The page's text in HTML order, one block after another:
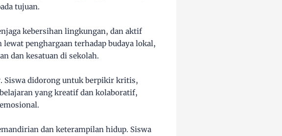
tujuan.
kebersihan lingkungan, dan aktif
penghargaan terhadap budaya lokal,
dan kesatuan di sekolah.
Siswa didorong untuk berpikir kritis,
yang kreatif dan kolaboratif,
dan keterampilan hidup. Siswa